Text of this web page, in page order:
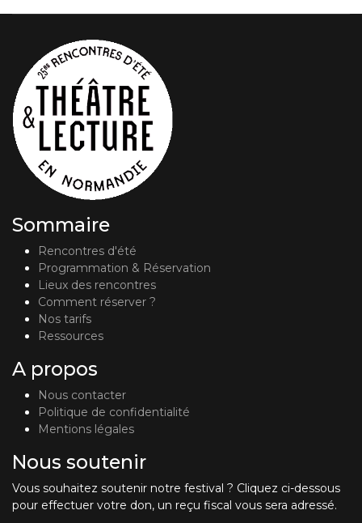
Sommaire
Rencontres d'été
Programmation & Réservation
Lieux des rencontres
Comment réserver ?
Nos tarifs
Ressources
A propos
Nous contacter
Politique de confidentialité
Mentions légales
Nous soutenir
Vous souhaitez soutenir notre festival ? Cliquez ci-dessous
pour effectuer votre don, un reçu fiscal vous sera adressé.